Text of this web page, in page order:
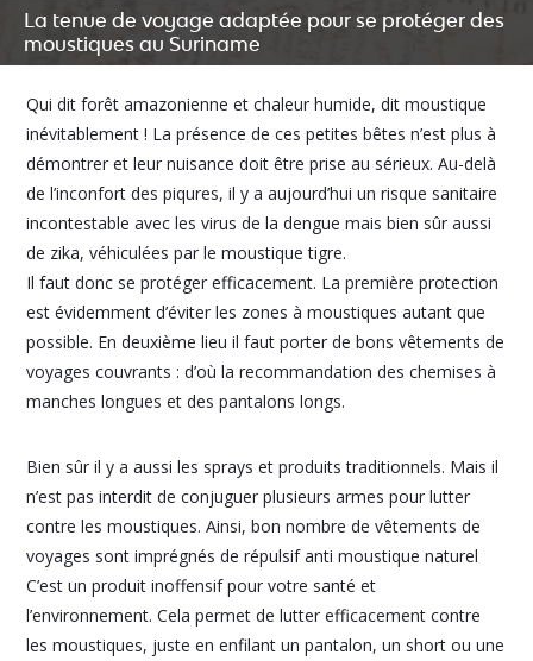
La tenue de voyage adaptée pour se protéger des
moustiques au Suriname
Qui dit forêt amazonienne et chaleur humide, dit moustique
inévitablement ! La présence de ces petites bêtes n’est plus à
démontrer et leur nuisance doit être prise au sérieux. Au-delà
de l’inconfort des piqures, il y a aujourd’hui un risque sanitaire
incontestable avec les virus de la dengue mais bien sûr aussi
de zika, véhiculées par le moustique tigre.
Il faut donc se protéger efficacement. La première protection
est évidemment d’éviter les zones à moustiques autant que
possible. En deuxième lieu il faut porter de bons vêtements de
voyages couvrants : d’où la recommandation des chemises à
manches longues et des pantalons longs.
Bien sûr il y a aussi les sprays et produits traditionnels. Mais il
n’est pas interdit de conjuguer plusieurs armes pour lutter
contre les moustiques. Ainsi, bon nombre de vêtements de
voyages sont imprégnés de répulsif anti moustique naturel
C’est un produit inoffensif pour votre santé et
l’environnement. Cela permet de lutter efficacement contre
les moustiques, juste en enfilant un pantalon, un short ou une